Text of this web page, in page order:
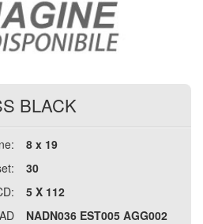
BLACK
8 x 19
30
5 X 112
NADN036 EST005 AGG002